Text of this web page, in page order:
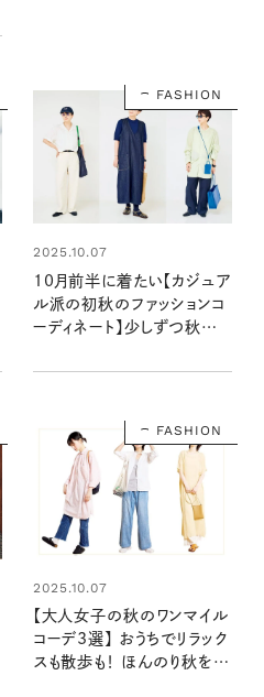
FASHION
2025.10.07
10月前半に着たい【カジュア
ル派の初秋のファッションコ
ーディネート】少しずつ秋仕
FASHION
2025.10.07
【大人女子の秋のワンマイル
コーデ3選】 おうちでリラック
スも散歩も！ ほんのり秋を意